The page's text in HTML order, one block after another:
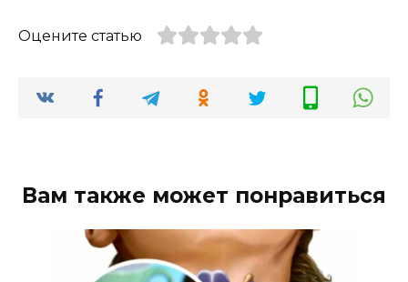
Оцените статью
Вам также может понравиться